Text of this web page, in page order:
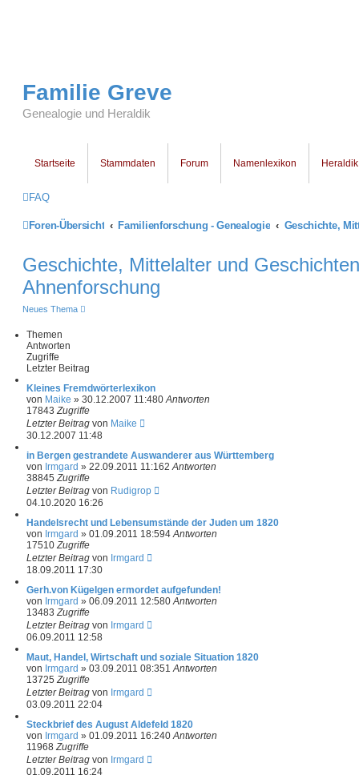
Familie Greve
Genealogie und Heraldik
Startseite Stammdaten Forum Namenlexikon Heraldik
FAQ
Foren-Übersicht Familienforschung - Genealogie
Geschichte, Mittelalter und
Ahnenforschung
Neues Thema
Themen
Antworten
Zugriffe
Letzter Beitrag
Kleines Fremdwörterlexikon
von Maike » 30.12.2007 11:480Antworten
17843Zugriffe
Letzter Beitrag von Maike
30.12.2007 11:48
in Bergen gestrandete Auswanderer aus Württemberg
von Irmgard » 22.09.2011 11:162Antworten
38845Zugriffe
Letzter Beitrag von Rudigrop
04.10.2020 16:26
Handelsrecht und Lebensumstände der Juden um 1820
von Irmgard » 01.09.2011 18:594Antworten
17510Zugriffe
Letzter Beitrag von Irmgard
18.09.2011 17:30
Gerh.von Kügelgen ermordet aufgefunden!
von Irmgard » 06.09.2011 12:580Antworten
13483Zugriffe
Letzter Beitrag von Irmgard
06.09.2011 12:58
Maut, Handel, Wirtschaft und soziale Situation 1820
von Irmgard » 03.09.2011 08:351Antworten
13725Zugriffe
Letzter Beitrag von Irmgard
03.09.2011 22:04
Steckbrief des August Aldefeld 1820
von Irmgard » 01.09.2011 16:240Antworten
11968Zugriffe
Letzter Beitrag von Irmgard
01.09.2011 16:24